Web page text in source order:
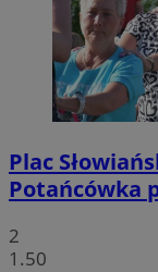
Plac
Potańcówka
2
1.50